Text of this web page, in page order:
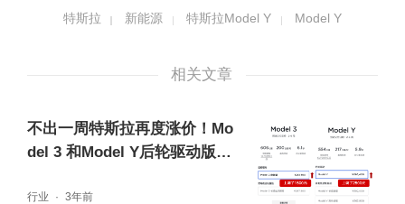
特斯拉 新能源 特斯拉Model Y Model Y
相关文章
不出一周特斯拉再度涨价！Mo
del 3 和Model Y后轮驱动版价
行业 3年前